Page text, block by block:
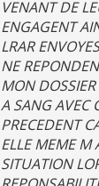
VENANT DE
ENGAGENT
LRAR
NE
MON
A SANG AVEC
PRECEDENT
ELLE MEME M
SITUATION